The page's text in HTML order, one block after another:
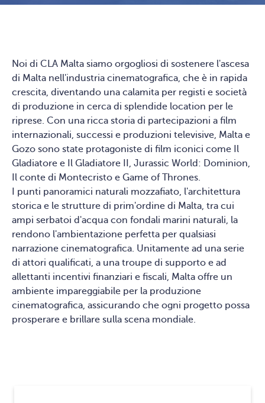
Noi di CLA Malta siamo orgogliosi di sostenere l'ascesa
di Malta nell'industria cinematografica, che è in rapida
crescita, diventando una calamita per registi e società
di produzione in cerca di splendide location per le
riprese. Con una ricca storia di partecipazioni a film
internazionali, successi e produzioni televisive, Malta e
Gozo sono state protagoniste di film iconici come Il
Gladiatore e Il Gladiatore II, Jurassic World: Dominion,
Il conte di Montecristo e Game of Thrones.
I punti panoramici naturali mozzafiato, l'architettura
storica e le strutture di prim'ordine di Malta, tra cui
ampi serbatoi d'acqua con fondali marini naturali, la
rendono l'ambientazione perfetta per qualsiasi
narrazione cinematografica. Unitamente ad una serie
di attori qualificati, a una troupe di supporto e ad
allettanti incentivi finanziari e fiscali, Malta offre un
ambiente impareggiabile per la produzione
cinematografica, assicurando che ogni progetto possa
prosperare e brillare sulla scena mondiale.